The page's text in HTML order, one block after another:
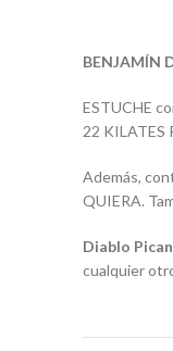
BENJAMÍN
ESTUCHE
22 KILATES
Además,
QUIERA.
Diablo
cualquier